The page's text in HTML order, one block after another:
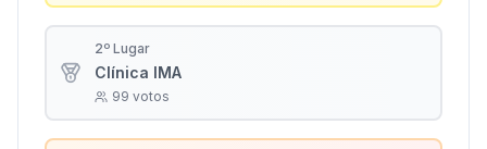
2º Lugar
Clínica IMA
99 votos